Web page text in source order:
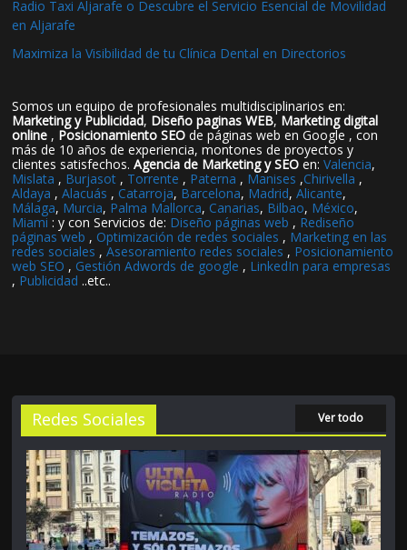
Radio Taxi Aljarafe o Descubre el Servicio Esencial de Movilidad
en Aljarafe
Maximiza la Visibilidad de tu Clínica Dental en Directorios
Somos un equipo de profesionales multidisciplinarios en:
Marketing y Publicidad, Diseño paginas WEB, Marketing digital
online , Posicionamiento SEO de páginas web en Google , con
más de 10 años de experiencia, montones de proyectos y
clientes satisfechos.Agencia de Marketing y SEO en:Valencia,
Mislata , Burjasot , Torrente , Paterna , Manises ,Chirivella ,
Aldaya ,Alacuás , Catarroja, Barcelona, Madrid,Alicante,
Málaga, Murcia, Palma Mallorca, Canarias, Bilbao, México,
Miami : y con Servicios de: Diseño páginas web , Rediseño
páginas web , Optimización de redes sociales , Marketing en las
redes sociales ,Asesoramiento redes sociales , Posicionamiento
web SEO , Gestión Adwords de google , LinkedIn para empresas
, Publicidad ..etc..
Redes Sociales Ver todo